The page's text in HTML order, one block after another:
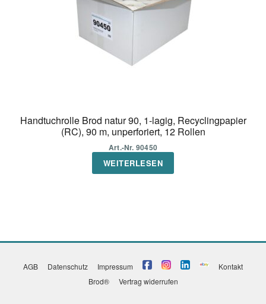
Handtuchrolle Brod natur 90, 1-lagig, Recyclingpapier
(RC), 90 m, unperforiert, 12 Rollen
Art.-Nr. 90450
WEITERLESEN
AGB Datenschutz Impressum
Kontakt
Brod®
Vertrag widerrufen